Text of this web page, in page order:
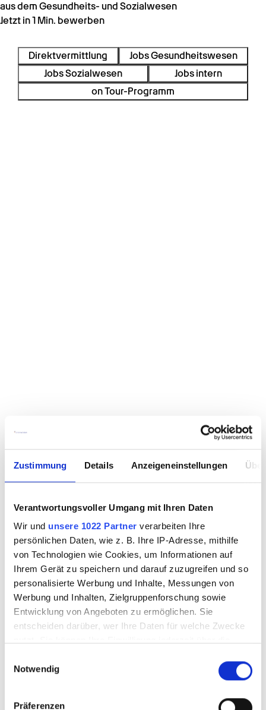
Zustimmung Details Anzeigeneinstellungen
Verantwortungsvoller Umgang mit Ihren Daten
Wir und unsere 1022 Partner verarbeiten Ihre
persönlichen Daten, wie z. B. Ihre IP-Adresse, mithilfe
von Technologien wie Cookies, um Informationen auf
Ihrem Gerät zu speichern und darauf zuzugreifen und so
personalisierte Werbung und Inhalte, Messungen von
Werbung und Inhalten, Zielgruppenforschung sowie
Entwicklung von Angeboten zu ermöglichen. Sie
entscheiden darüber, wer Ihre Daten für welche Zwecke
Trigger Symbol ändern oder widerrufen
Notwendig
Präferenzen
aus dem Gesundheits- und Sozialwesen
Jetzt in 1 Min. bewerben
Direktvermittlung
Jobs Gesundheitswesen
Jobs Sozialwesen
Jobs intern
on Tour-Programm